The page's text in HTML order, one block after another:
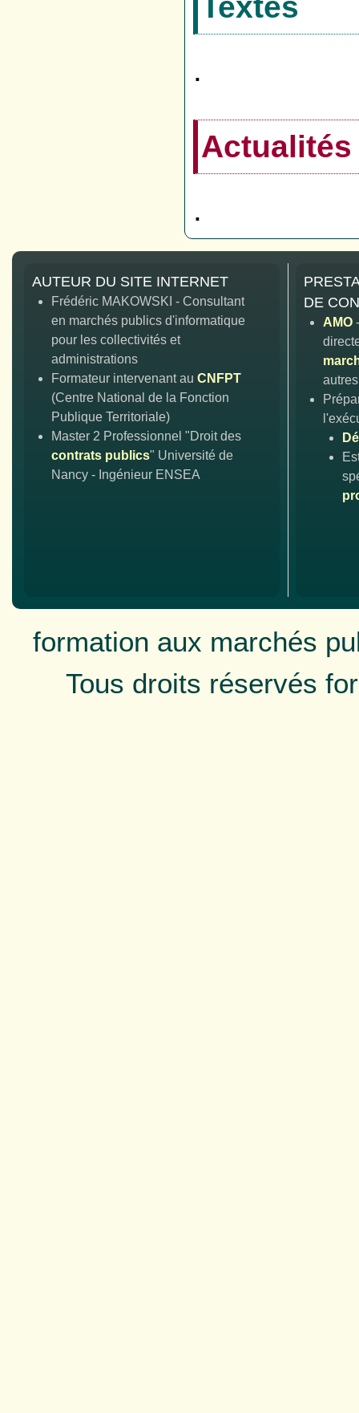
.
Actualités
.
AUTEUR DU SITE INTERNET
Frédéric MAKOWSKI - Consultant
en marchés publics d'informatique
pour les collectivités et
administrations
Formateur intervenant au CNFPT
(Centre National de la Fonction
Publique Territoriale)
Master 2 Professionnel "Droit des
contrats publics" Université de
Nancy - Ingénieur ENSEA
DE
AMO
formation aux marchés
Tous droits réservés